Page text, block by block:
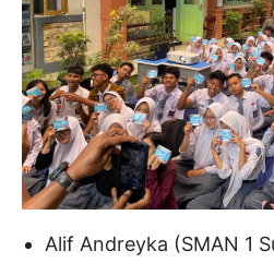
Alif Andreyka (SMAN 1